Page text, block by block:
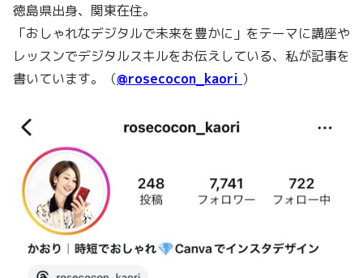
徳島県出身、関東在住。
「おしゃれなデジタルで未来を豊かに」をテーマに講座や
レッスンでデジタルスキルをお伝えしている、私が記事を
書いています。（@rosecocon_kaori ）